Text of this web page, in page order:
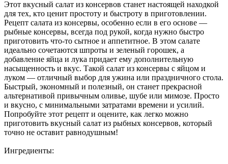
Этот вкусный салат из консервов станет настоящей находкой
для тех, кто ценит простоту и быстроту в приготовлении.
Рецепт салата из консервы, особенно если в его основе —
рыбные консервы, всегда под рукой, когда нужно быстро
приготовить что-то сытное и аппетитное. В этом салате
идеально сочетаются шпроты и зеленый горошек, а
добавление яйца и лука придает ему дополнительную
насыщенность и вкус. Такой салат из консервы с яйцом и
луком — отличный выбор для ужина или праздничного стола.
Быстрый, экономный и полезный, он станет прекрасной
альтернативой привычным оливье, шубе или мимозе. Просто
и вкусно, с минимальными затратами времени и усилий.
Попробуйте этот рецепт и оцените, как легко можно
приготовить вкусный салат из рыбных консервов, который
точно не оставит равнодушным!
Ингредиенты: